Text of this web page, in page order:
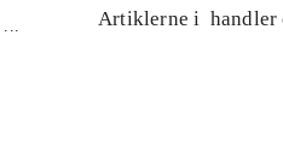
...
Artiklerne i handler